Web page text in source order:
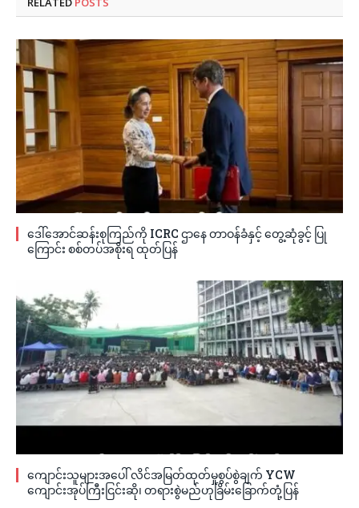
ဒေါ်အောင်ဆန်းစုကြည်ကို ICRC ဌာနေ တာဝန်ခံနှင့် တွေ့ဆုံခွင့် ပြု
ကြောင်း စစ်တပ်အစိုးရ ထုတ်ပြန်
ကျောင်းသူများအပေါ် လိင်အမြတ်ထုတ်မှုစွပ်စွဲချက် YCW
ကျောင်းအုပ်ကြီးငြင်းဆို၊ တရားစွဲမည်ဟုခြိမ်းခြောက်တုံ့ပြန်